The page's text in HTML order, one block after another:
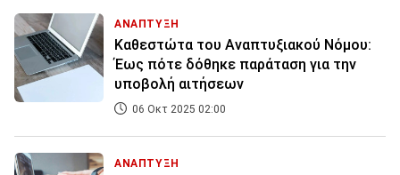
ΑΝΑΠΤΥΞΗ
Καθεστώτα του Αναπτυξιακού Νόμου:
Έως πότε δόθηκε παράταση για την
υποβολή αιτήσεων
06 Οκτ 2025 02:00
ΑΝΑΠΤΥΞΗ